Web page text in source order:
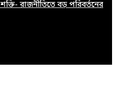
রাজনীতিতে বড় পরিবর্তনের